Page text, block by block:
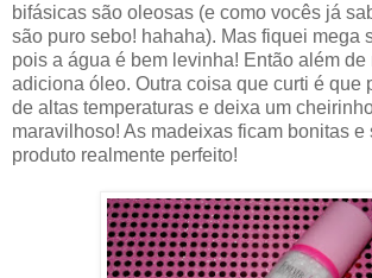
bifásicas são oleosas (e como vocês já
são puro sebo! hahaha). Mas fiquei mega
pois a água é bem levinha! Então além de
adiciona óleo. Outra coisa que curti é que
de altas temperaturas e deixa um
maravilhoso! As madeixas ficam bonitas e
produto realmente perfeito!